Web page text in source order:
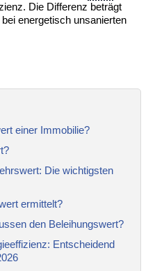
Die Differenz beträgt
energetisch unsanierten
einer Immobilie?
Die wichtigsten
ermittelt?
den Beleihungswert?
Entscheidend